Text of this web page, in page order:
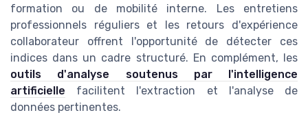
formation ou de mobilité interne. Les entretiens
professionnels réguliers et les retours d'expérience
collaborateur offrent l'opportunité de détecter ces
indices dans un cadre structuré. En complément, les
outils d'analyse soutenus par l'intelligence
artificielle facilitent l'extraction et l'analyse de
données pertinentes.